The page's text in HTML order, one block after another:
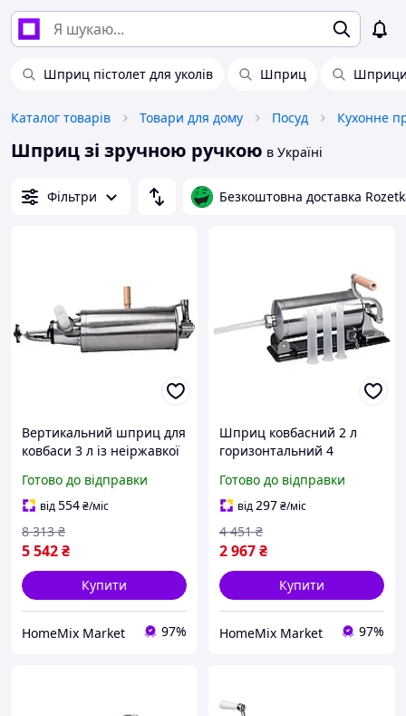
Шприц пістолет для уколів Шприц Шприци
Каталог товарів Товари для дому Посуд Кухонне
Шприц зі зручною ручкою в Україні
Фільтри Безкоштовна доставка
Вертикальний шприц для
ковбаси 3 л із неіржавкої
GN-2719
Готово до відправки
від554₴/міс
5 542₴
8 313 ₴
Купити
HomeMix Market 97%
Шприц ковбасний 2 л
горизонтальний 4
неіржавка сталь GN-2807
Готово до відправки
від297₴/міс
2 967₴
4 451 ₴
Купити
HomeMix Market 97%